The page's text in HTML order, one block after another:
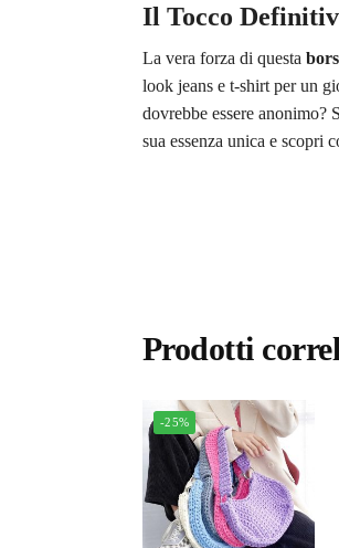
Il Tocco
La vera forza di questa
look jeans e t-shirt per un
dovrebbe essere anonimo?
sua essenza unica e scopri
Prodotti
-25%